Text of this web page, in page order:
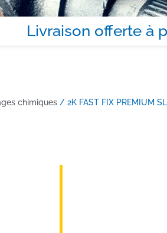
Livraison offerte à
chimiques / 2K FAST FIX PREMIUM